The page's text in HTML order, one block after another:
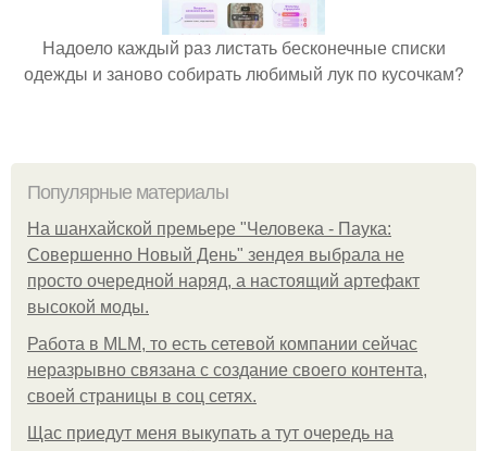
Надоело каждый раз листать бесконечные списки
одежды и заново собирать любимый лук по кусочкам?
Популярные материалы
На шанхайской премьере "Человека - Паука:
Совершенно Новый День" зендея выбрала не
просто очередной наряд, а настоящий артефакт
высокой моды.
Работа в MLM, то есть сетевой компании сейчас
неразрывно связана с создание своего контента,
своей страницы в соц сетях.
Щас приедут меня выкупать а тут очередь на